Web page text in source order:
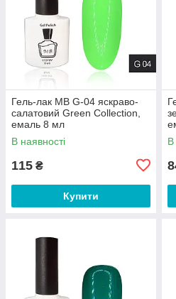
Гель-лак MB G-04 яскраво-
салатовий Green Collection,
емаль 8 мл
В наявності
115 ₴
Купити
В